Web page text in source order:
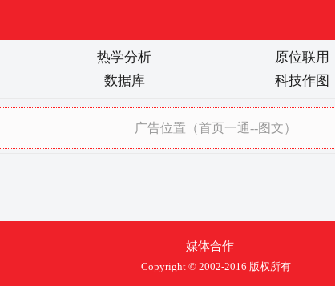
热学分析 原位联用
数据库 科技作图
广告位置（首页一通--图文）
媒体合作
Copyright © 2002-2016 版权所有